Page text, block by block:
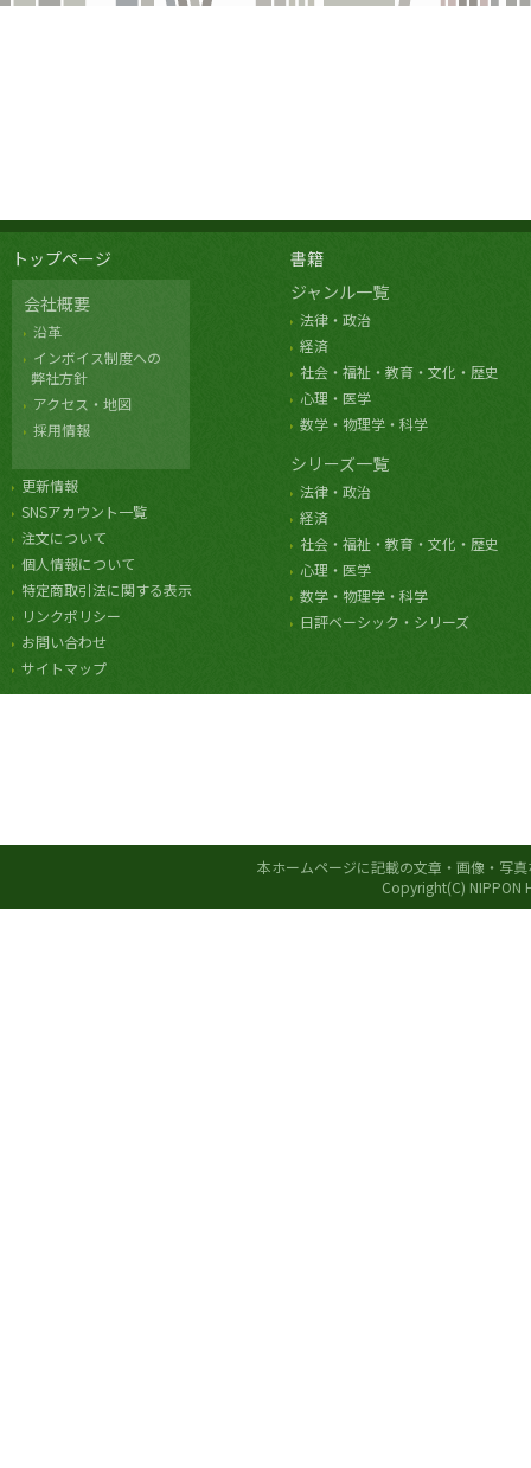
トップページ
会社概要
沿革
インボイス制度への
弊社方針
アクセス・地図
採用情報
更新情報
SNSアカウント一覧
注文について
個人情報について
特定商取引法に関する表示
リンクポリシー
お問い合わせ
サイトマップ
書籍
ジャンル一覧
法律・政治
経済
社会・福祉・教育・文化・歴史
心理・医学
数学・物理学・科学
シリーズ一覧
法律・政治
経済
社会・福祉・教育・文化・歴史
心理・医学
数学・物理学・科学
日評ベーシック・シリーズ
本ホームページに記載の文章・画像・写
Copyright(C) NIPPON